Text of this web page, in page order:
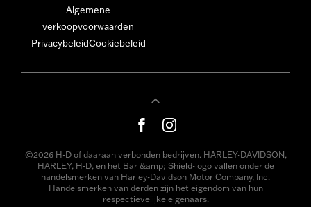
Algemene
verkoopvoorwaarden
PrivacybeleidCookiebeleid
©2026 H-D of daaraan verbonden bedrijven. HARLEY-DAVIDSON,
HARLEY, H-D, en het Bar &amp; Shield-logo vallen onder de
handelsmerken van Harley-Davidson Motor Company, Inc.
Handelsmerken van derden zijn het eigendom van hun
respectievelijke eigenaars.